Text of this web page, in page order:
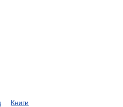
Книги